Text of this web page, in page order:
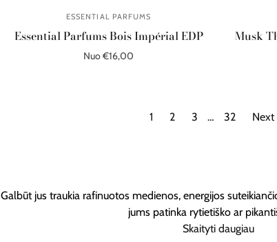
ESSENTIAL PARFUMS
Essential Parfums Bois Impérial EDP
Nuo €16,00
Musk
1 2 3 … 32
Galbūt jus traukia rafinuotos medienos, energijos
jums patinka rytietiško ar
Skaityti daugiau